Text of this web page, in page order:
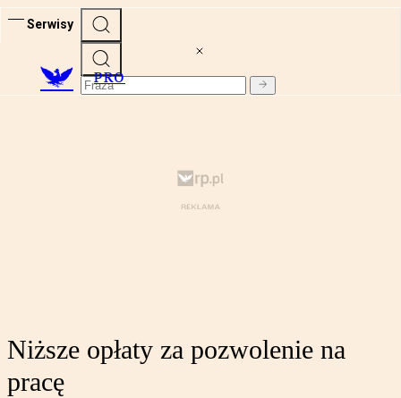
Serwisy
PRO
Niższe opłaty za pozwolenie na
pracę